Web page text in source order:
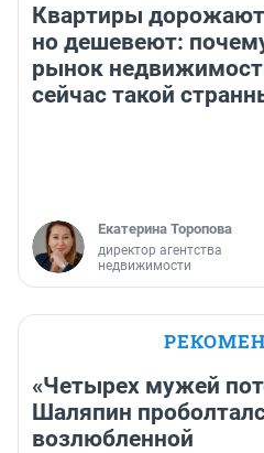
Квартиры
но дешевеют:
рынок
сейчас такой
Екатерина Торопова
директор агентства
недвижимости
«Четырех мужей
Шаляпин
возлюбленной